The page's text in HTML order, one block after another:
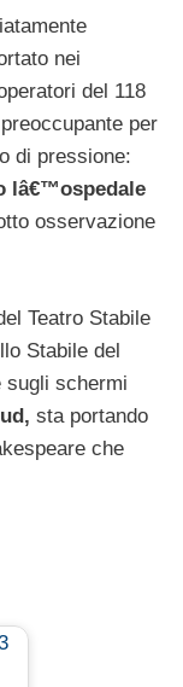
nei
del 118
per
di pressione:
lâ€™ospedale
osservazione
Teatro Stabile
Stabile del
sugli schermi
sta portando
che